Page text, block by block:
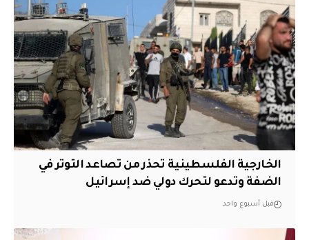
الخارجية الفلسطينية تحذر من تصاعد التوتر في
الضفة وتدعو لتحرك دولي ضد إسرائيل
قبل أسبوع واحد